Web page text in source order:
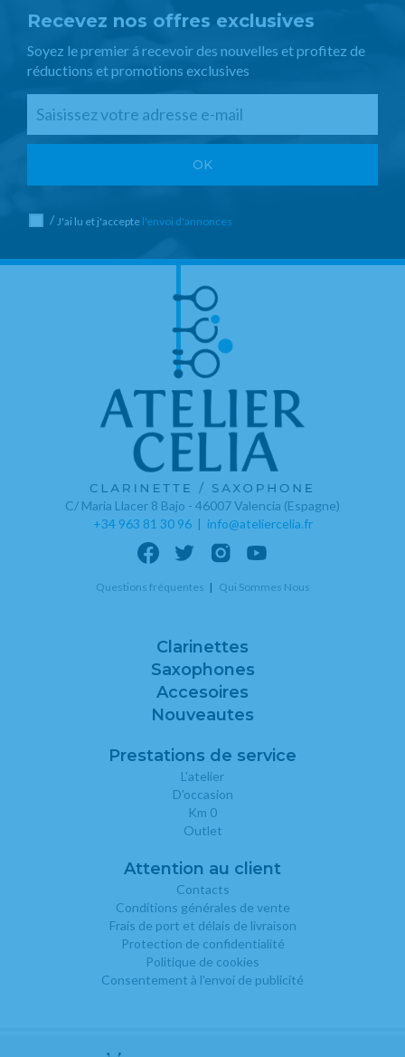
Recevez nos offres exclusives
Soyez le premier á recevoir des nouvelles et profitez de
réductions et promotions exclusives
/ J'ai lu et j'accepte l'envoi d'annonces
C/ Maria Llacer 8 Bajo - 46007 Valencia (Espagne)
+34 963 81 30 96| info@ateliercelia.fr
Questions fréquentes Qui Sommes Nous
Clarinettes
Saxophones
Accesoires
Nouveautes
Prestations de service
L'atelier
D'occasion
Km 0
Outlet
Attention au client
Contacts
Conditions générales de vente
Frais de port et délais de livraison
Protection de confidentialité
Politique de cookies
Consentement à l'envoi de publicité